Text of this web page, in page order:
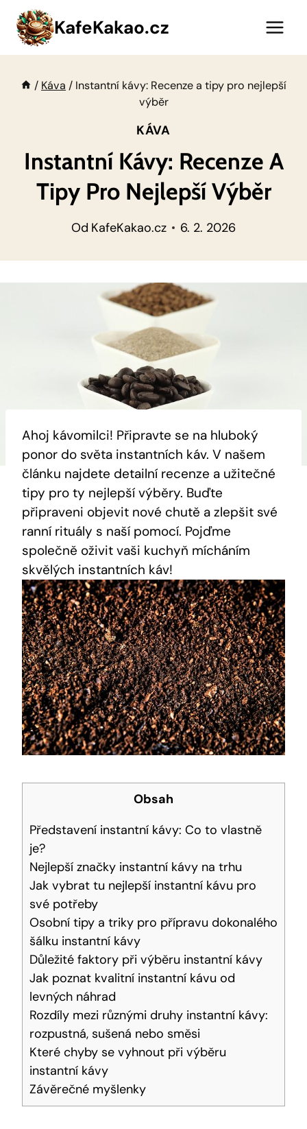
Přeskočit
obsah
KafeKakao.cz
/ Káva / Instantní kávy: Recenze a tipy pro nejlepší
výběr
KÁVA
Instantní Kávy: Recenze A
Tipy Pro Nejlepší Výběr
Od KafeKakao.cz 6. 2. 2026
Ahoj kávomilci! Připravte se na hluboký
ponor do světa instantních káv. V našem
článku najdete detailní recenze a užitečné
tipy pro ty nejlepší výběry. Buďte
připraveni objevit nové chutě a zlepšit své
ranní rituály s naší pomocí. Pojďme
společně oživit vaši kuchyň mícháním
skvělých instantních káv!
Obsah
Představení instantní kávy: Co to vlastně
je?
Nejlepší značky instantní kávy na trhu
Jak vybrat tu nejlepší instantní kávu pro
své potřeby
Osobní tipy a triky pro přípravu dokonalého
šálku instantní kávy
Důležité faktory při výběru instantní kávy
Jak poznat kvalitní instantní kávu od
levných náhrad
Rozdíly mezi různými druhy instantní kávy:
rozpustná, sušená nebo směsi
Které chyby se vyhnout při výběru
instantní kávy
Závěrečné myšlenky